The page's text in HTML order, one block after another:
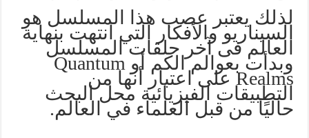
لذلك يعتبر عصب هذا المسلسل هو
السيناريو والأفكار التي انتهت بنهاية
العالم فى آخر حلقات المسلسل
وبدأت بعوالم الكم أو Quantum
Realms على اعتبار أنها من
التطبيقات الفيزيائية محل البحث
حاليًا من قبل العلماء في العالم.